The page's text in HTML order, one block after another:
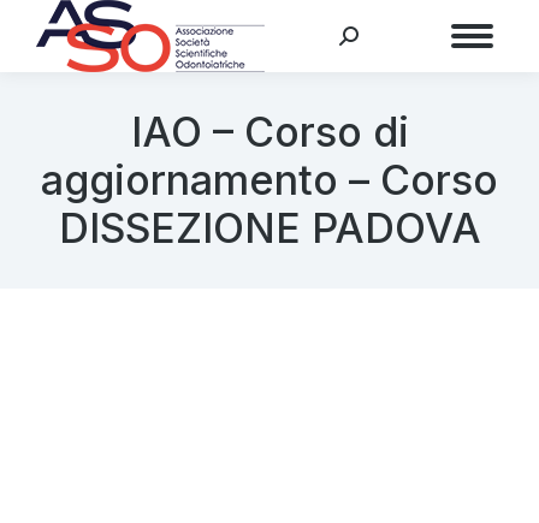
IAO – Corso di
aggiornamento – Corso
DISSEZIONE PADOVA